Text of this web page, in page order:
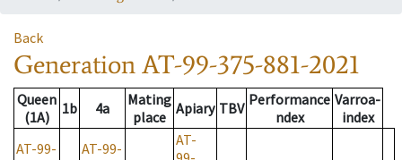
Back
GenerationAT-99-375-881-2021
Queen
(1A)
1b 4a
Mating
place Apiary TBV Performance
ndex
Varroa-
index
AT-99-
AT-99-
AT-